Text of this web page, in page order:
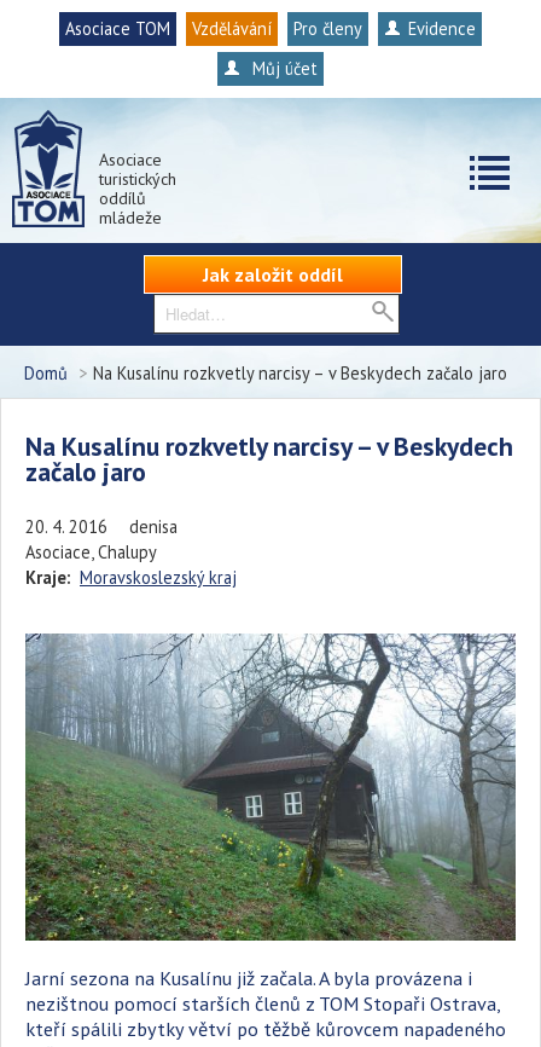
Asociace TOM Vzdělávání Pro členy
Evidence
Můj účet
Asociace
turistických
oddílů
mládeže
Jak založit oddíl
Domů > Na Kusalínu rozkvetly narcisy – v Beskydech začalo jaro
Na Kusalínu rozkvetly narcisy – v Beskydech
začalo jaro
20. 4. 2016
denisa
Asociace, Chalupy
Kraje: Moravskoslezský kraj
Jarní sezona na Kusalínu již začala. A byla provázena i
nezištnou pomocí starších členů z TOM Stopaři Ostrava,
kteří spálili zbytky větví po těžbě kůrovcem napadeného